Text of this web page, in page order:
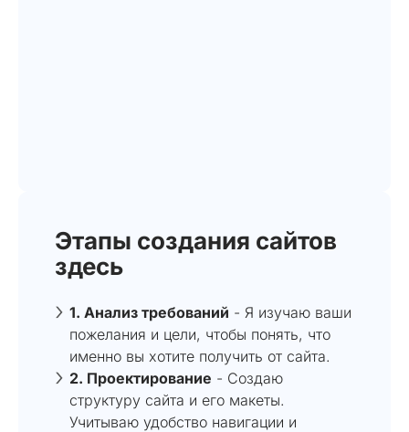
Этапы создания сайтов
здесь
1. Анализ требований - Я изучаю ваши
пожелания и цели, чтобы понять, что
именно вы хотите получить от сайта.
2. Проектирование - Создаю
структуру сайта и его макеты.
Учитываю удобство навигации и